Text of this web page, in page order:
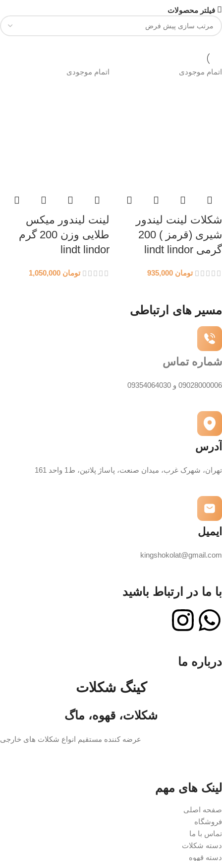
فیلتر محصولات
اتمام موجودی
شکلات لینت لیندور
شیری (قرمز ) 200
گرمی lindt lindor
تومان
اتمام موجودی
لینت لیندور میکس
طلایی وزن 200 گرم
lindt lindor
تومان
لینک های مهم
صفحه اصلی
فروشگاه
تماس با ما
دسته شکلات
دسته قهوه
درباره ما
کینگ شکلات
شکلات، قهوه، ماگ
عرضه کننده مستقیم انواع شکلات های خارجی
مسیر های ارتباطی
شماره تماس
09028000006 و 09354064030
آدرس
تهران، شهرک غرب، میدان صنعت، پاساژ پلاتین، ط1 واحد 161
ایمیل
kingshokolat@gmail.com
با ما در ارتباط باشید